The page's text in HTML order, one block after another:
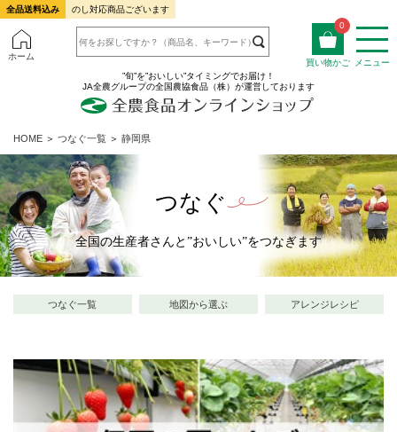
全品送料込み のし対応商品ございます
ホーム
0
買い物かご
メニュー
”旬”を”おいしい”タイミングでお届け！
JA全農グループの全国農協食品（株）が運営しております
HOME ＞ つなぐ一覧 ＞ 静岡県
つなぐ
全国の生産者さんと”おいしい”をつなぎます
つなぐ一覧 地図から選ぶ アレンジレシピ